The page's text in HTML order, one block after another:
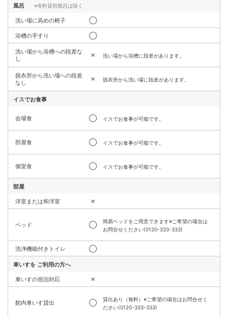
風呂 ※有料貸切風呂は除く
洗い場に高めの椅子 ◯
浴槽の手すり ◯
洗い場から浴槽への段差な
し
✕ 洗い場から浴槽に段差があります。
脱衣所から洗い場への段差
なし
✕ 脱衣所から洗い場に段差があります。
イスでお食事
会場食 ◯ イスでお食事が可能です。
部屋食 ◯ イスでお食事が可能です。
個室食 ◯ イスでお食事が可能です。
部屋
洋室または和洋室 ✕
ベッド ◯
簡易ベッドをご用意できます※ご希望の場合は
お問合せください(0120-333-333)
洗浄機能付きトイレ ◯
車いすを ご利用の方へ
車いすの宿泊対応 ✕
館内車いす貸出 ◯
貸出あり（無料）※ご希望の場合はお問合せく
ださい(0120-333-333)